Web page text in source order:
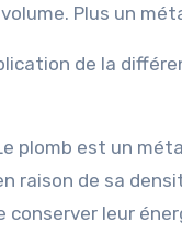
Plus un
de la
plomb est un
raison de sa
conserver leur